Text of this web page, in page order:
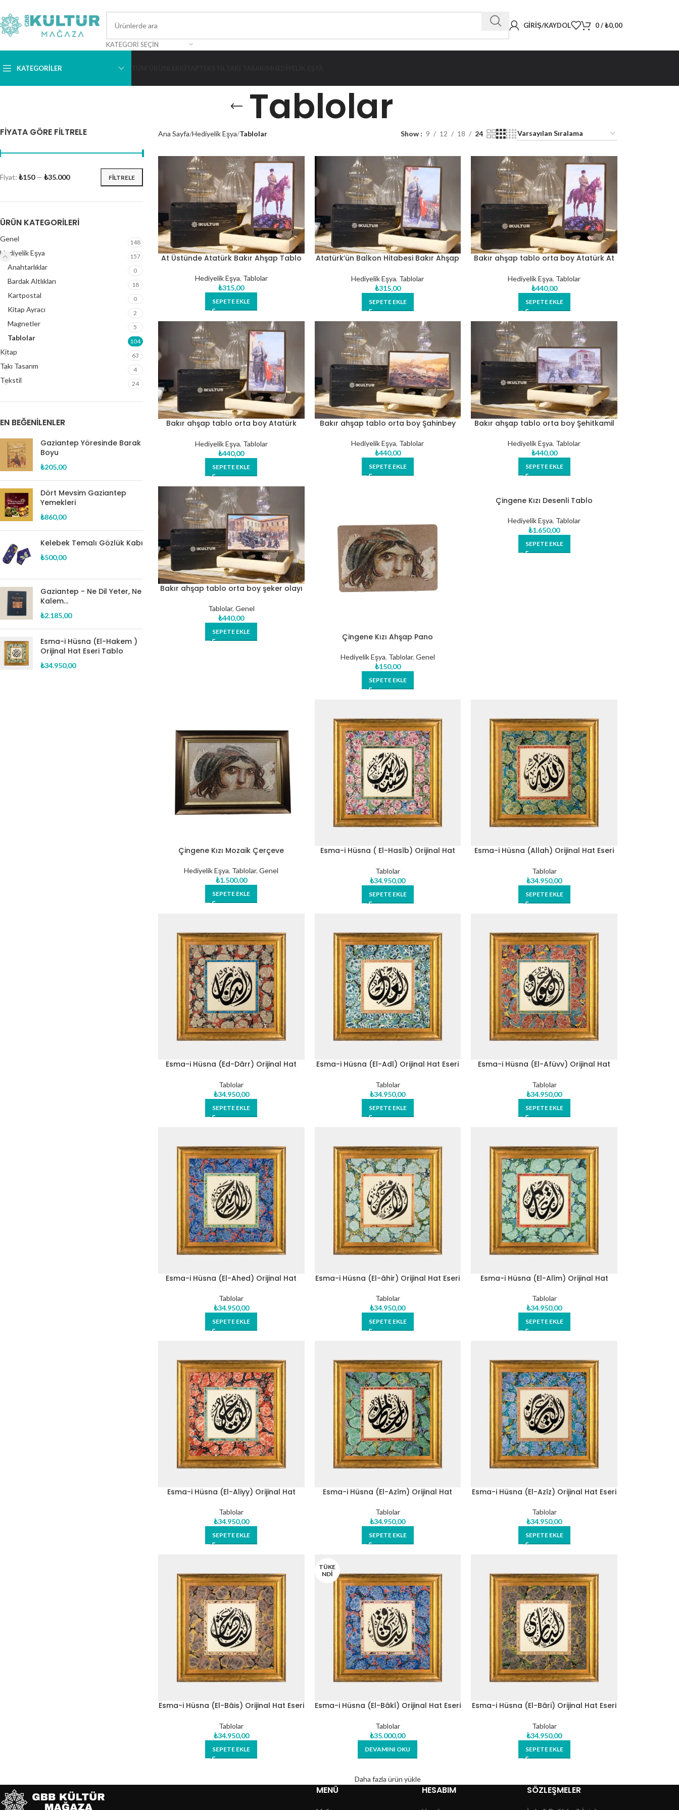
KATEGORI SEÇIN
GIRIŞ/KAYDOL 0/₺0,00
KATEGORİLER
Tablolar
FIYATA GÖRE FILTRELE
FILTRELE
Fiyat: ₺150— ₺35.000
ÜRÜN KATEGORILERI
Genel 148
Hediyelik Eşya 157
Anahtarlıklar 0
Bardak Altlıkları 18
Kartpostal 0
Kitap Ayracı 2
Magnetler 5
Tablolar 104
Kitap 63
Takı Tasarım 4
Tekstil 24
EN BEĞENILENLER
Gaziantep Yöresinde Barak
Boyu
₺205,00
Dört Mevsim Gaziantep
Yemekleri
₺860,00
Kelebek Temalı Gözlük Kabı
₺500,00
Gaziantep - Ne Dil Yeter, Ne
Kalem...
₺2.185,00
Esma-i Hüsna (El-Hakem )
Orijinal Hat Eseri Tablo
₺34.950,00
Ana Sayfa Hediyelik Eşya Tablolar Show 9 12 18 24
At Üstünde Atatürk Bakır Ahşap Tablo
Hediyelik Eşya, Tablolar
₺315,00
SEPETE EKLE
Atatürk’ün Balkon Hitabesi Bakır Ahşap
Hediyelik Eşya, Tablolar
₺315,00
SEPETE EKLE
Bakır ahşap tablo orta boy Atatürk At
Hediyelik Eşya, Tablolar
₺440,00
SEPETE EKLE
Bakır ahşap tablo orta boy Atatürk
Hediyelik Eşya, Tablolar
₺440,00
SEPETE EKLE
Bakır ahşap tablo orta boy Şahinbey
Hediyelik Eşya, Tablolar
₺440,00
SEPETE EKLE
Bakır ahşap tablo orta boy Şehitkamil
Hediyelik Eşya, Tablolar
₺440,00
SEPETE EKLE
Bakır ahşap tablo orta boy şeker olayı
Tablolar, Genel
₺440,00
SEPETE EKLE
Çingene Kızı Ahşap Pano
Hediyelik Eşya, Tablolar, Genel
₺150,00
SEPETE EKLE
Çingene Kızı Desenli Tablo
Hediyelik Eşya, Tablolar
₺1.650,00
SEPETE EKLE
Çingene Kızı Mozaik Çerçeve
Hediyelik Eşya, Tablolar,Genel
₺1.500,00
SEPETE EKLE
Esma-i Hüsna ( El-Hasîb) Orijinal Hat
Tablolar
₺34.950,00
SEPETE EKLE
Esma-i Hüsna (Allah) Orijinal Hat Eseri
Tablolar
₺34.950,00
SEPETE EKLE
Esma-i Hüsna (Ed-Dârr) Orijinal Hat
Tablolar
₺34.950,00
SEPETE EKLE
Esma-i Hüsna (El-Adl) Orijinal Hat Eseri
Tablolar
₺34.950,00
SEPETE EKLE
Esma-i Hüsna (El-Afüvv) Orijinal Hat
Tablolar
₺34.950,00
SEPETE EKLE
Esma-i Hüsna (El-Ahed) Orijinal Hat
Tablolar
₺34.950,00
SEPETE EKLE
Esma-i Hüsna (El-âhir) Orijinal Hat Eseri
Tablolar
₺34.950,00
SEPETE EKLE
Esma-i Hüsna (El-Alîm) Orijinal Hat
Tablolar
₺34.950,00
SEPETE EKLE
Esma-i Hüsna (El-Aliyy) Orijinal Hat
Tablolar
₺34.950,00
SEPETE EKLE
Esma-i Hüsna (El-Azîm) Orijinal Hat
Tablolar
₺34.950,00
SEPETE EKLE
Esma-i Hüsna (El-Azîz) Orijinal Hat Eseri
Tablolar
₺34.950,00
SEPETE EKLE
Esma-i Hüsna (El-Bâis) Orijinal Hat Eseri
Tablolar
₺34.950,00
SEPETE EKLE
TÜKE
NDI
Esma-i Hüsna (El-Bâkî) Orijinal Hat Eseri
Tablolar
₺35.000,00
DEVAMINI OKU
Esma-i Hüsna (El-Bâri) Orijinal Hat Eseri
Tablolar
₺34.950,00
SEPETE EKLE
Daha fazla ürün yükle
MENÜ HESABIM SÖZLEŞMELER